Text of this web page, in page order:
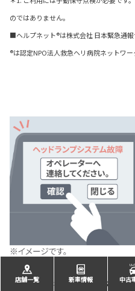
のではありません。
■ヘルプネット®は株式会社 日本緊急通
®は認定NPO法人救急ヘリ病院ネットワー
eケア（走行アドバイス）＊1
店舗一覧 新車情報 中古